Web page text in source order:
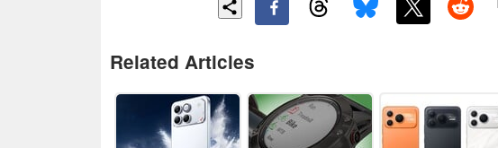
Related Articles